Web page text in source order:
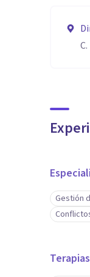
Gestión
Terapias